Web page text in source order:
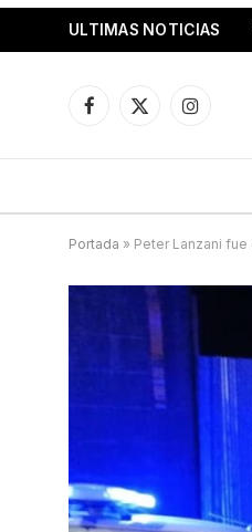
ULTIMAS NOTICIAS
Facebook
X
Instagram
Portada » Peter Lanzani